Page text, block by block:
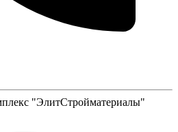
"ЭлитСтройматериалы"